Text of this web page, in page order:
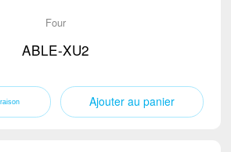
Four
ABLE-XU2
Ajouter au panier